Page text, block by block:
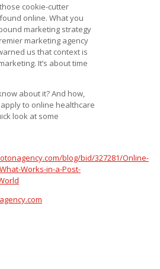
cookie-cutter
online. What you
marketing strategy
marketing agency
us that context is
It’s about time
about it? And how,
to online healthcare
look at some
blog/bid/327281/Online-
Works-in-a-Post-